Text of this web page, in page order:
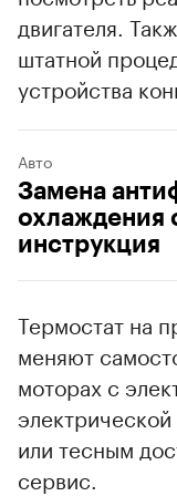
двигателя.
штатной
устройства
Замена
охлаждения
инструкция
Авто
Термостат на
меняют
моторах с
или тесным
сервис.